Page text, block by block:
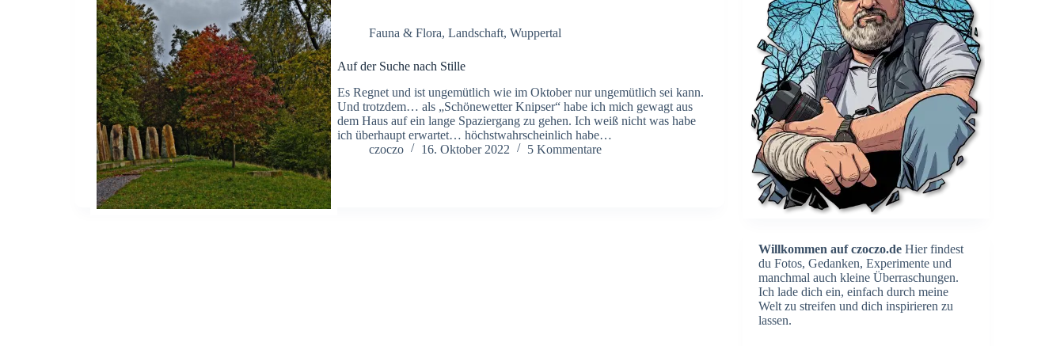
Fauna & Flora,Landschaft,Wuppertal
Auf der Suche nach Stille
Es Regnet und ist ungemütlich wie im Oktober nur ungemütlich sei kann.
Und trotzdem… als „Schönewetter Knipser“ habe ich mich gewagt aus
dem Haus auf ein lange Spaziergang zu gehen. Ich weiß nicht was habe
ich überhaupt erwartet… höchstwahrscheinlich habe…
czoczo
16. Oktober 2022 5 Kommentare
Willkommen auf czoczo.de Hier findest
du Fotos, Gedanken, Experimente und
manchmal auch kleine Überraschungen.
Ich lade dich ein, einfach durch meine
Welt zu streifen und dich inspirieren zu
lassen.